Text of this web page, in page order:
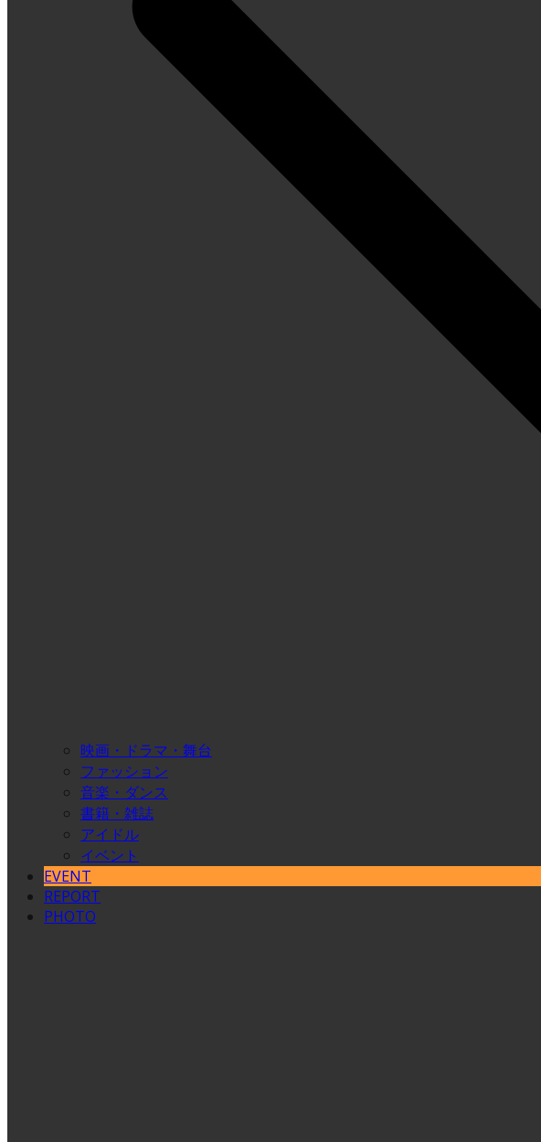
映画・ドラマ・舞台
ファッション
音楽・ダンス
書籍・雑誌
アイドル
イベント
EVENT
REPORT
PHOTO